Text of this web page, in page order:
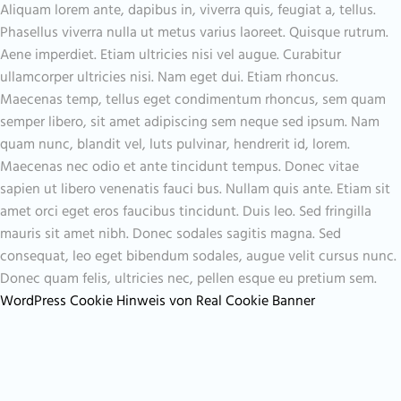
Aliquam lorem ante, dapibus in, viverra quis, feugiat a, tellus.
Phasellus viverra nulla ut metus varius laoreet. Quisque rutrum.
Aene imperdiet. Etiam ultricies nisi vel augue. Curabitur
ullamcorper ultricies nisi. Nam eget dui. Etiam rhoncus.
Maecenas temp, tellus eget condimentum rhoncus, sem quam
semper libero, sit amet adipiscing sem neque sed ipsum. Nam
quam nunc, blandit vel, luts pulvinar, hendrerit id, lorem.
Maecenas nec odio et ante tincidunt tempus. Donec vitae
sapien ut libero venenatis fauci bus. Nullam quis ante. Etiam sit
amet orci eget eros faucibus tincidunt. Duis leo. Sed fringilla
mauris sit amet nibh. Donec sodales sagitis magna. Sed
consequat, leo eget bibendum sodales, augue velit cursus nunc.
Donec quam felis, ultricies nec, pellen esque eu pretium sem.
WordPress Cookie Hinweis von Real Cookie Banner